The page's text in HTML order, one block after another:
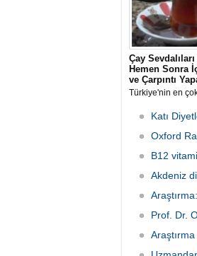
Çay
Hemen Sonra
ve Çarpıntı
Türkiye'nin en
sağlığıKatı
Oxford
B12
Akdeniz
Prof. Dr.